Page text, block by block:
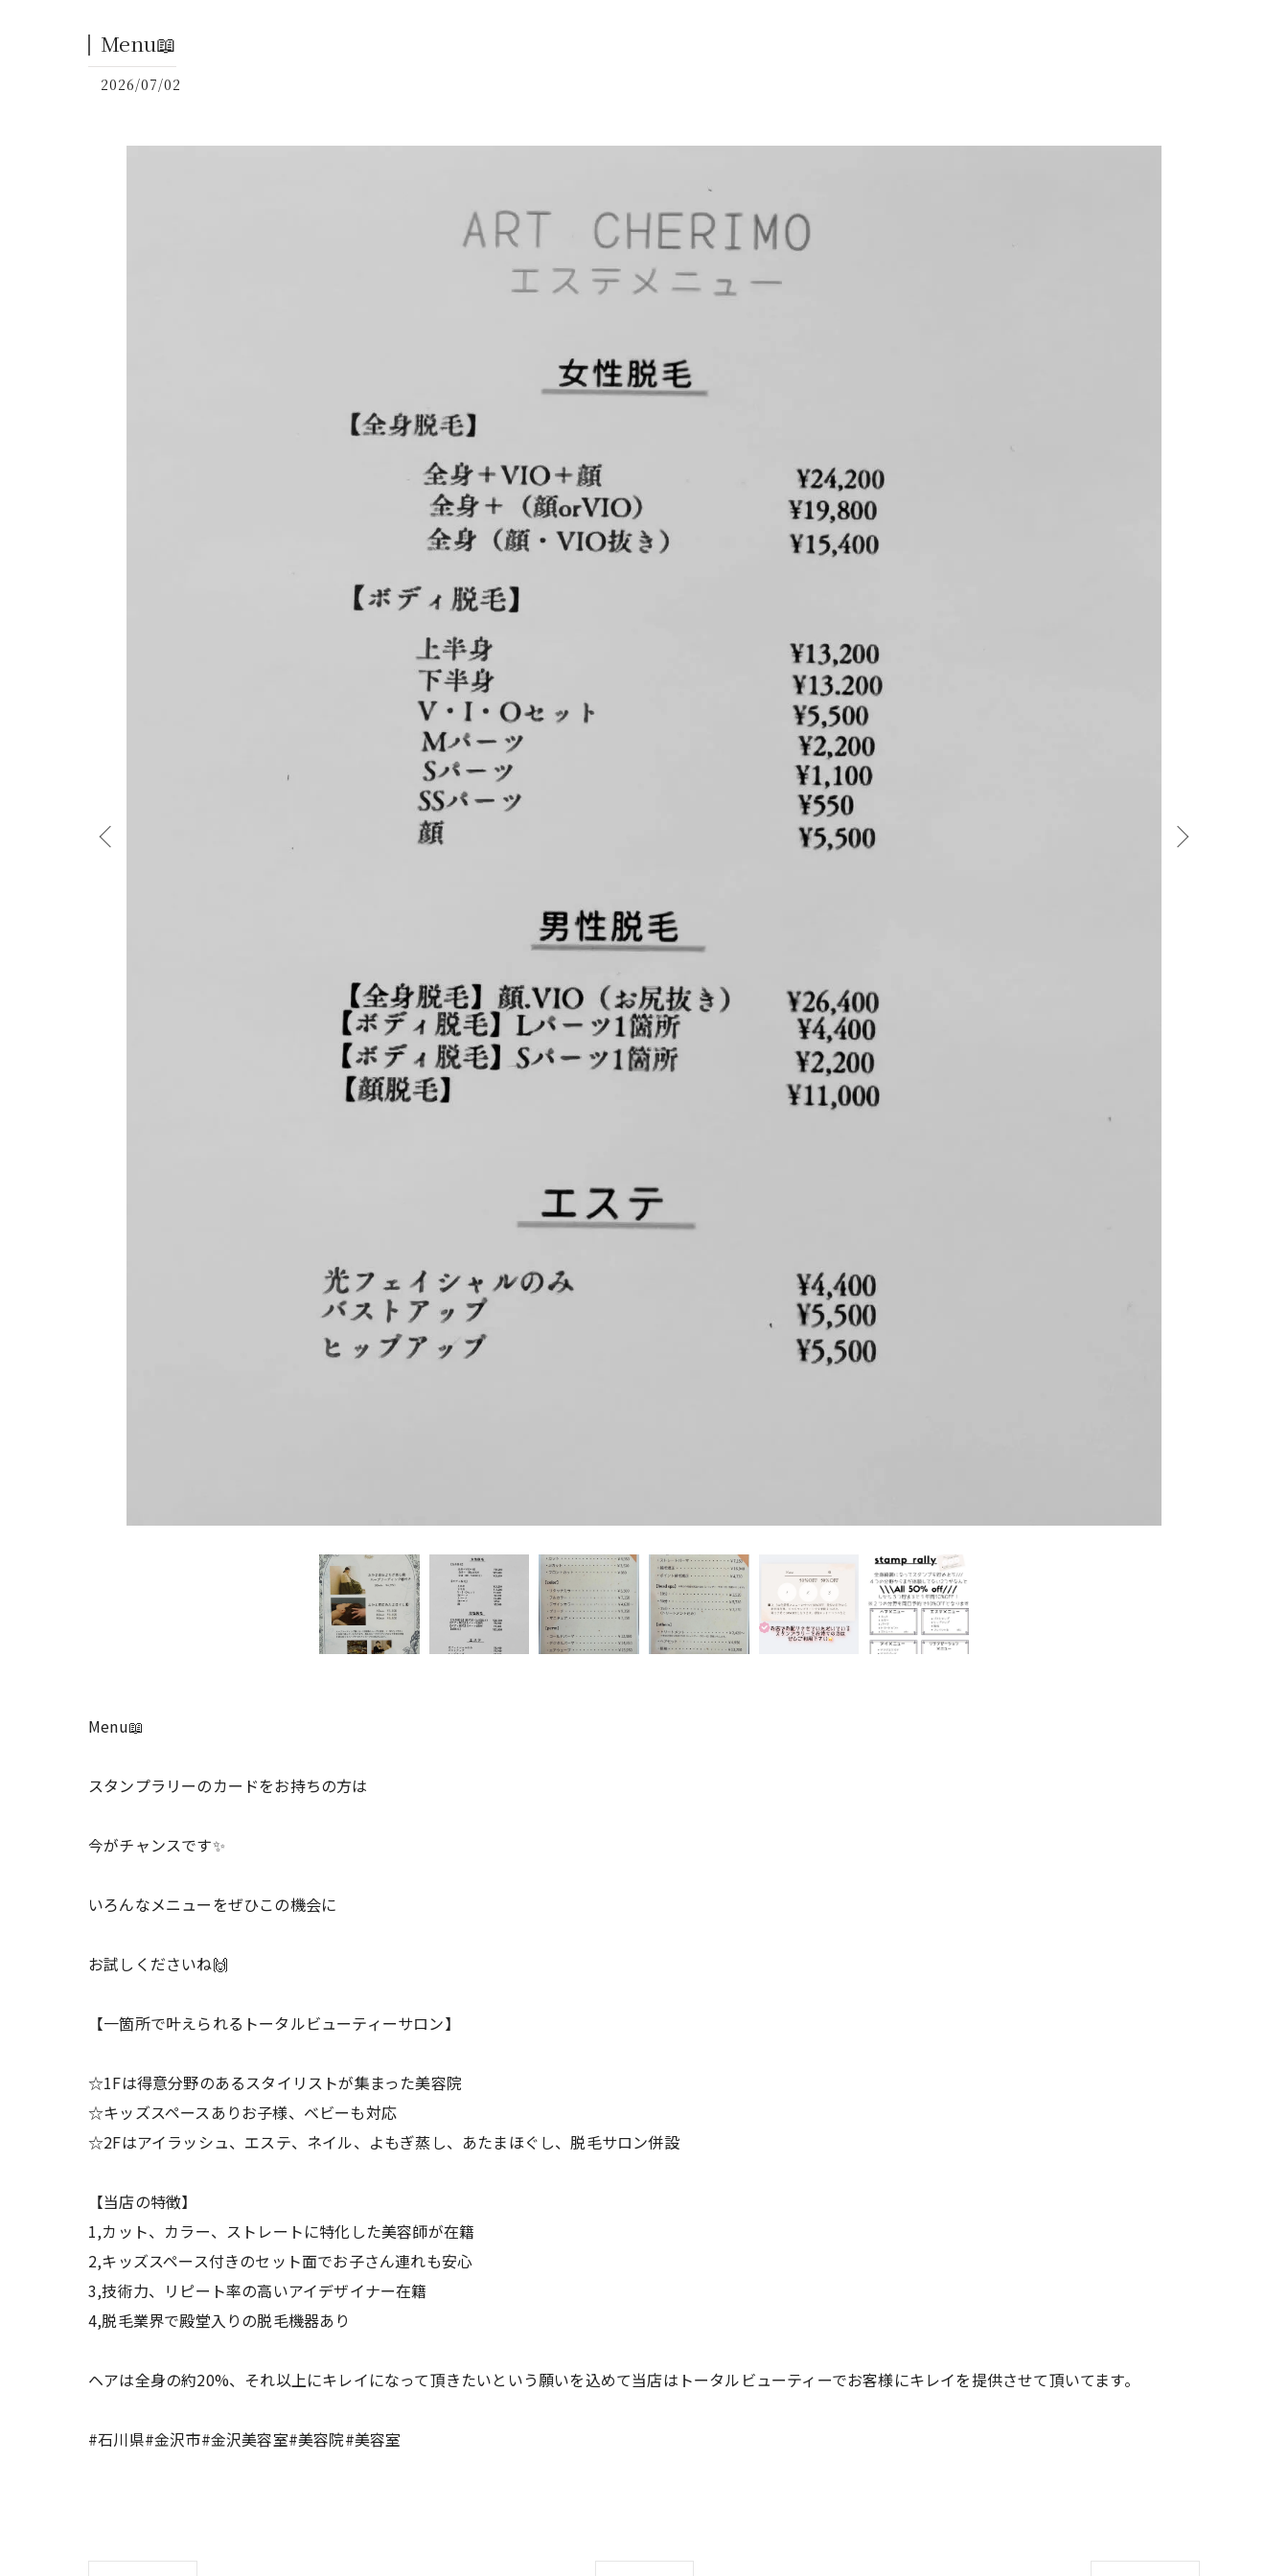
Menu📖
2026/07/02
Menu📖
スタンプラリーのカードをお持ちの方は
今がチャンスです✨
いろんなメニューをぜひこの機会に
お試しくださいね🙌
【一箇所で叶えられるトータルビューティーサロン】
☆1Fは得意分野のあるスタイリストが集まった美容院
☆キッズスペースありお子様、ベビーも対応
☆2Fはアイラッシュ、エステ、ネイル、よもぎ蒸し、あたまほぐし、脱毛サロン併設
【当店の特徴】
1,カット、カラー、ストレートに特化した美容師が在籍
2,キッズスペース付きのセット面でお子さん連れも安心
3,技術力、リピート率の高いアイデザイナー在籍
4,脱毛業界で殿堂入りの脱毛機器あり
ヘアは全身の約20%、それ以上にキレイになって頂きたいという願いを込めて当店はトータルビューティーでお客様にキレイを提供させて頂いてます。
#石川県#金沢市#金沢美容室#美容院#美容室